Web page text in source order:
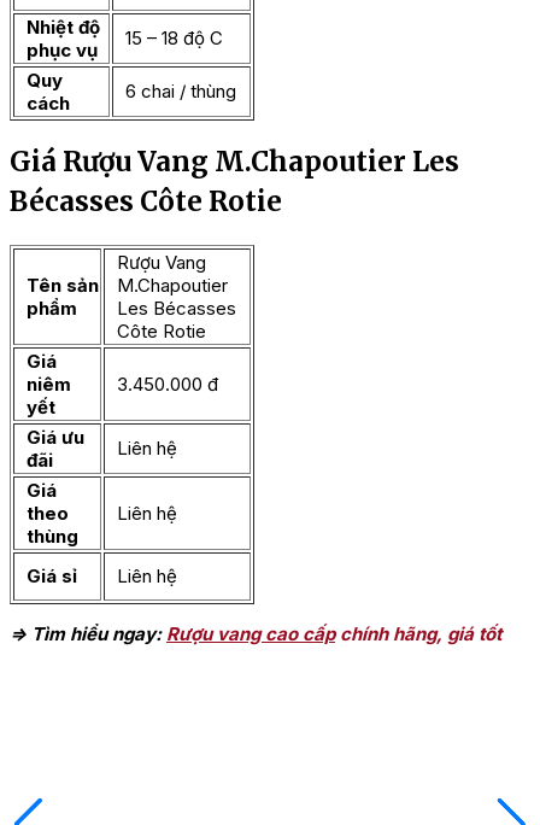
Nhiệt độ
phục vụ
15 – 18 độ C
Quy
cách
6 chai / thùng
Giá Rượu Vang M.Chapoutier Les
Bécasses Côte Rotie
Tên sản
phẩm
Rượu Vang
M.Chapoutier
Les Bécasses
Côte Rotie
Giá
niêm
yết
3.450.000 đ
Giá ưu
đãi
Liên hệ
Giá
theo
thùng
Liên hệ
Giá sỉ Liên hệ
=> Tìm hiểu ngay: Rượu vang cao cấpchính hãng, giá tốt